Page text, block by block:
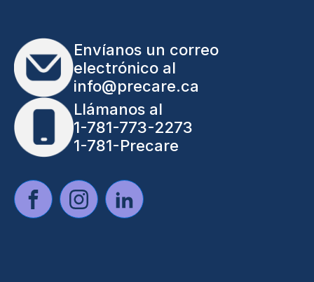
Envíanos un correo
electrónico al
info@precare.ca
Llámanos al
1-781-773-2273
1-781-Precare